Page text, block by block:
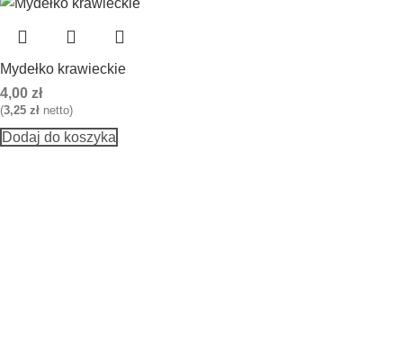
Mydełko krawieckie
4,00 zł
(3,25 zł netto)
Dodaj do koszyka